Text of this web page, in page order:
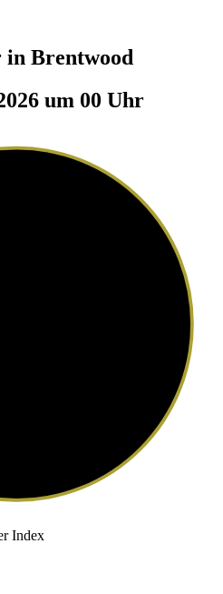
in Brentwood
um 00 Uhr
Index